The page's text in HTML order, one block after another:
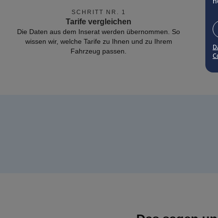
SCHRITT NR. 1
Tarife vergleichen
Die Daten aus dem Inserat werden übernommen. So
wissen wir, welche Tarife zu Ihnen und zu Ihrem
Fahrzeug passen.